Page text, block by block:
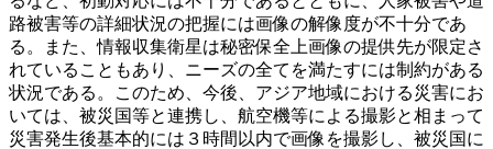
路被害等の詳細状況の把握には画像の解像度が不十分であ
る。また、情報収集衛星は秘密保全上画像の提供先が限定さ
れていることもあり、ニーズの全てを満たすには制約がある
状況である。このため、今後、アジア地域における災害にお
いては、被災国等と連携し、航空機等による撮影と相まって
災害発生後基本的には３時間以内で画像を撮影し、被災国に